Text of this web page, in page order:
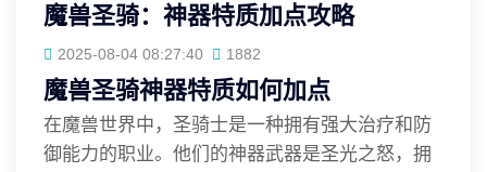
魔兽圣骑：神器特质加点攻略
2025-08-04 08:27:40 1882
魔兽圣骑神器特质如何加点
在魔兽世界中，圣骑士是一种拥有强大治疗和防
御能力的职业。他们的神器武器是圣光之怒，拥